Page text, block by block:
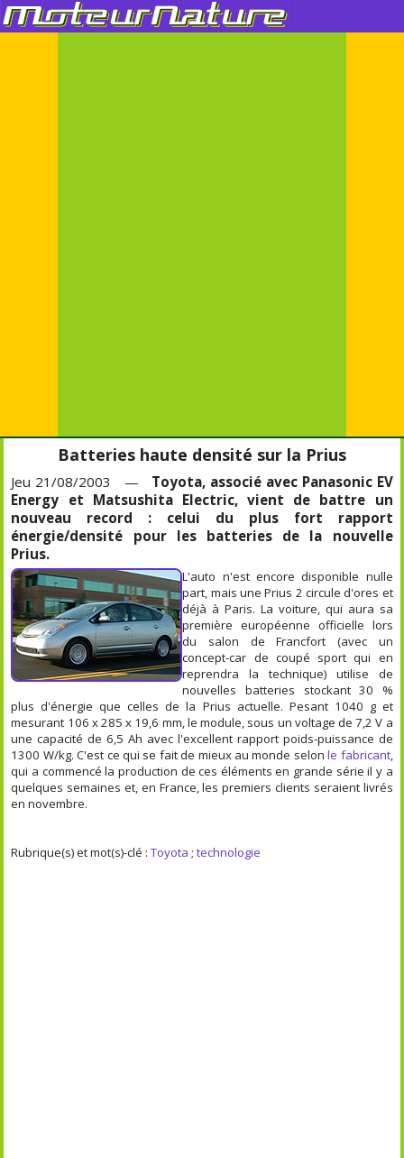
Batteries haute densité sur la Prius
Jeu 21/08/2003 — Toyota, associé avec Panasonic EV
Energy et Matsushita Electric, vient de battre un
nouveau record : celui du plus fort rapport
énergie/densité pour les batteries de la nouvelle
Prius.
L'auto n'est encore disponible nulle
part, mais une Prius 2 circule d'ores et
déjà à Paris. La voiture, qui aura sa
première européenne officielle lors
du salon de Francfort (avec un
concept-car de coupé sport qui en
reprendra la technique) utilise de
nouvelles batteries stockant 30 %
plus d'énergie que celles de la Prius actuelle. Pesant 1040 g et
mesurant 106 x 285 x 19,6 mm, le module, sous un voltage de 7,2 V a
une capacité de 6,5 Ah avec l'excellent rapport poids-puissance de
1300 W/kg. C'est ce qui se fait de mieux au monde selonle fabricant,
qui a commencé la production de ces éléments en grande série il y a
quelques semaines et, en France, les premiers clients seraient livrés
en novembre.
Rubrique(s) et mot(s)-clé :Toyota ;technologie